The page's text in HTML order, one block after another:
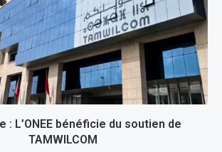
: L’ONEE bénéficie du soutien de
TAMWILCOM